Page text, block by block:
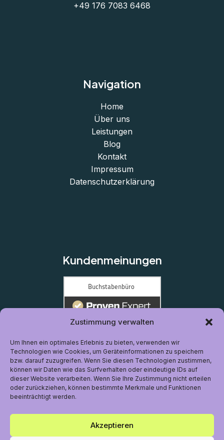
Zustimmung verwalten
Um Ihnen ein optimales Erlebnis zu bieten, verwenden wir
Technologien wie Cookies, um Geräteinformationen zu speichern
bzw. darauf zuzugreifen. Wenn Sie diesen Technologien zustimmen,
können wir Daten wie das Surfverhalten oder eindeutige IDs auf
dieser Website verarbeiten. Wenn Sie Ihre Zustimmung nicht erteilen
oder zurückziehen, können bestimmte Merkmale und Funktionen
beeinträchtigt werden.
Akzeptieren
+49 176 7083 6468
Navigation
Home
Über uns
Leistungen
Blog
Kontakt
Impressum
Datenschutzerklärung
Kundenmeinungen